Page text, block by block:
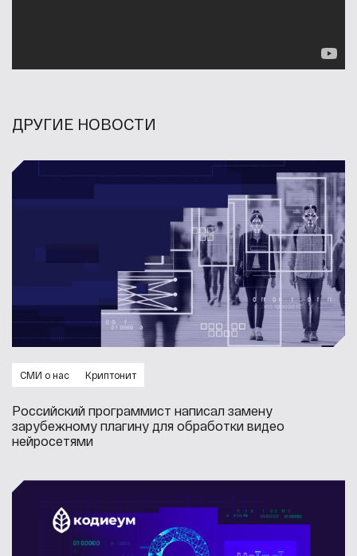
ДРУГИЕ НОВОСТИ
СМИ о нас Криптонит
Российский программист написал замену
зарубежному плагину для обработки видео
нейросетями